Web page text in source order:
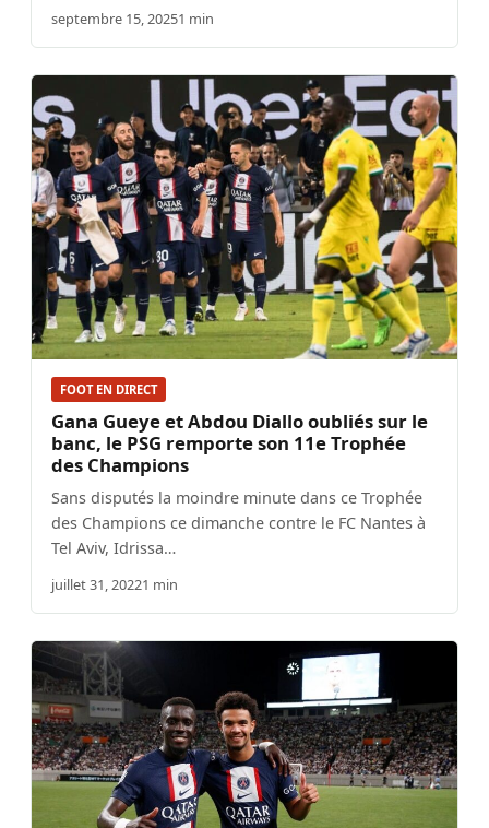
septembre 15, 20251 min
FOOT EN DIRECT
Gana Gueye et Abdou Diallo oubliés sur le
banc, le PSG remporte son 11e Trophée
des Champions
Sans disputés la moindre minute dans ce Trophée
des Champions ce dimanche contre le FC Nantes à
Tel Aviv, Idrissa…
juillet 31, 20221 min